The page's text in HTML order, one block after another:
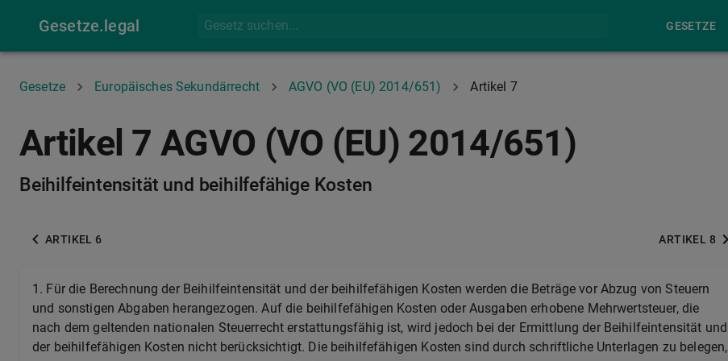
Gesetze.legal GESETZE
Gesetze Europäisches Sekundärrecht AGVO (VO (EU) 2014/651) Artikel 7
Artikel 7 AGVO (VO (EU) 2014/651)
Beihilfeintensität und beihilfefähige Kosten
ARTIKEL 6 ARTIKEL 8
1. Für die Berechnung der Beihilfeintensität und der beihilfefähigen Kosten werden die Beträge vor Abzug von Steuern
und sonstigen Abgaben herangezogen. Auf die beihilfefähigen Kosten oder Ausgaben erhobene Mehrwertsteuer, die
nach dem geltenden nationalen Steuerrecht erstattungsfähig ist, wird jedoch bei der Ermittlung der Beihilfeintensität und
der beihilfefähigen Kosten nicht berücksichtigt. Die beihilfefähigen Kosten sind durch schriftliche Unterlagen zu belegen,